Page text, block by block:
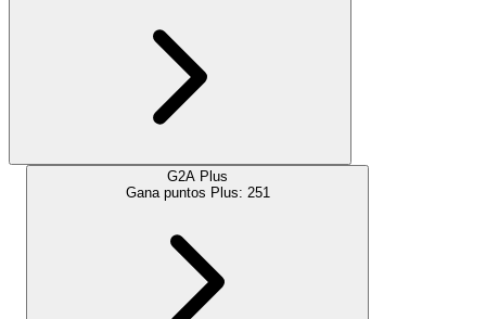
G2A Plus
Gana puntos Plus: 251